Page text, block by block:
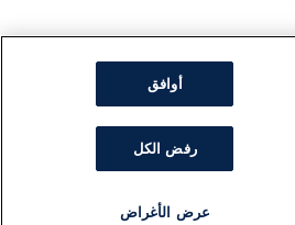
أوافق
رفض الكل
عرض الأغراض